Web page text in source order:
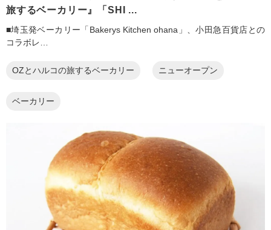
旅するベーカリー』「SHI ...
■埼玉発ベーカリー「Bakerys Kitchen ohana」、小田急百貨店との
コラボレ…
OZとハルコの旅するベーカリー ニューオープン
ベーカリー